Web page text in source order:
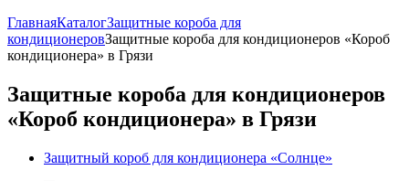
ГлавнаяКаталогЗащитные короба для
кондиционеровЗащитные короба для кондиционеров «Короб
кондиционера» в Грязи
Защитные короба для кондиционеров
«Короб кондиционера» в Грязи
Защитный короб для кондиционера «Солнце»